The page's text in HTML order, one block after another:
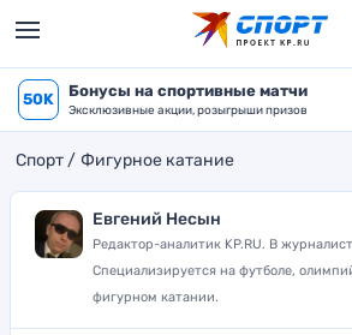
50K Бонусы на спортивные матчи
Эксклюзивные акции, розыгрыши призов
Спорт Фигурное катание
Евгений Несын
Редактор-аналитик KP.RU. В
Специализируется на футболе,
фигурном катании.